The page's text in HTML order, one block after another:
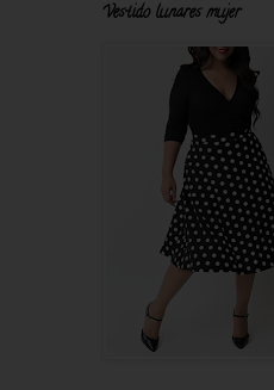
Vestido lunares mujer